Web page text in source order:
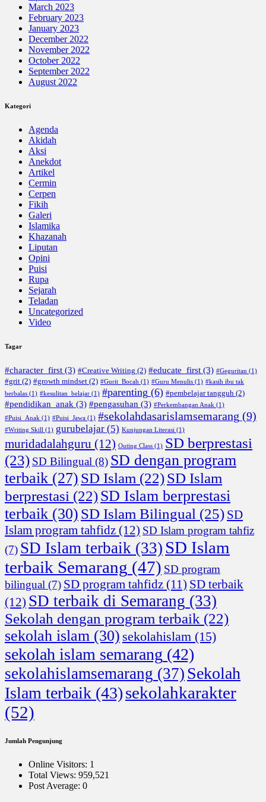
March 2023
February 2023
January 2023
December 2022
November 2022
October 2022
September 2022
August 2022
Kategori
Agenda
Akidah
Aksi
Anekdot
Artikel
Cermin
Cerpen
Fikih
Galeri
Islamika
Khazanah
Liputan
Opini
Puisi
Rupa
Sejarah
Teladan
Uncategorized
Video
Tagar
#character_first (3) #Creative Writing (2) #educate_first (3) #Geguritan (1)
#grit (2) #growth mindset (2) #Gurit_Bocah (1) #Guru Menulis (1) #kasih ibu tak
berbalas (1) #kesulitan_belajar (1) #parenting (6) #pembelajar tangguh (2)
#pendidikan_anak (3) #pengasuhan (3) #Perkembangan Anak (1)
#Puisi_Anak (1) #Puisi_Jawa (1) #sekolahdasarislamsemarang (9)
#Writing Skill (1) gurubelajar (5) Kunjungan Literasi (1)
muridadalahguru (12) Outing Class (1) SD berprestasi
(23) SD Bilingual (8) SD dengan program
terbaik (27) SD Islam (22)SD Islam
berprestasi (22)SD Islam berprestasi
terbaik (30) SD Islam Bilingual (25) SD
Islam program tahfidz (12) SD Islam program tahfiz
(7) SD Islam terbaik (33) SD Islam
terbaik Semarang (47) SD program
bilingual (7) SD program tahfidz (11) SD terbaik
(12) SD terbaik di Semarang (33)
Sekolah dengan program terbaik (22)
sekolah islam (30) sekolahislam (15)
sekolah islam semarang (42)
sekolahislamsemarang (37) Sekolah
Islam terbaik (43)sekolahkarakter
(52)
Jumlah Pengunjung
Online Visitors: 1
Total Views: 959,521
Post Average: 0